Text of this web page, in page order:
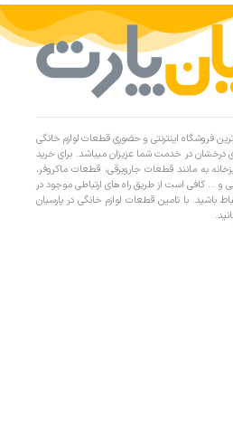
فروشگاه اینترنتی و حضوری قطعات لوازم خانگی
درخشان در خدمت شما عزیزان میباشد. برای خرید
به مانند قطعات جاروبرقی، قطعات ماکروفر،
… کافی است از طریق راه های ارتباطی موجود در
باشید. با تامین قطعات لوازم خانگی در پارسیان